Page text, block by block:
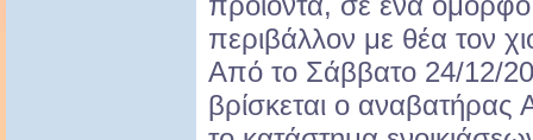
περιβάλλον με θέα τον
Από το Σάββατο 24/12/
βρίσκεται ο αναβατήρας